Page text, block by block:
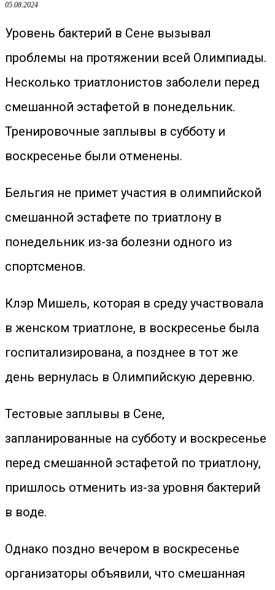
05.08.2024
Уровень бактерий в Сене вызывал
проблемы на протяжении всей Олимпиады.
Несколько триатлонистов заболели перед
смешанной эстафетой в понедельник.
Тренировочные заплывы в субботу и
воскресенье были отменены.
Бельгия не примет участия в олимпийской
смешанной эстафете по триатлону в
понедельник из-за болезни одного из
спортсменов.
Клэр Мишель, которая в среду участвовала
в женском триатлоне, в воскресенье была
госпитализирована, а позднее в тот же
день вернулась в Олимпийскую деревню.
Тестовые заплывы в Сене,
запланированные на субботу и воскресенье
перед смешанной эстафетой по триатлону,
пришлось отменить из-за уровня бактерий
в воде.
Однако поздно вечером в воскресенье
организаторы объявили, что смешанная